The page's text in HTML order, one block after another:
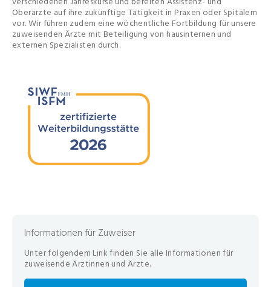
Oberärzte auf ihre zukünftige Tätigkeit in Praxen oder Spitälern
vor. Wir führen zudem eine wöchentliche Fortbildung für unsere
zuweisenden Ärzte mit Beteiligung von hausinternen und
externen Spezialisten durch.
Informationen für Zuweiser
Unter folgendem Link finden Sie alle Informationen für
zuweisende Ärztinnen und Ärzte.